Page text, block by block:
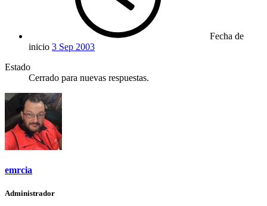
Fecha de
inicio 3 Sep 2003
Estado
Cerrado para nuevas respuestas.
emrcia
Administrador